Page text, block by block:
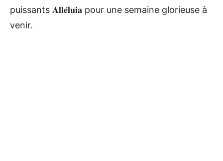
puissants 𝐀𝐥𝐥𝐞́𝐥𝐮𝐢𝐚 pour une semaine glorieuse à
venir.